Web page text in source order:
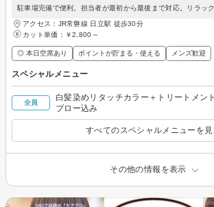
駐車場完備で便利。担当者が最初から最後まで対応。リラック
アクセス：JR常磐線 日立駅 徒歩30分
カット単価： ￥2,800～
◎ 本日空席あり ポイントが貯まる・使える メンズ歓迎
スペシャルメニュー
全員
白髪染めリタッチカラー＋トリートメン
ブロー込み
すべてのスペシャルメニューを見
その他の情報を表示